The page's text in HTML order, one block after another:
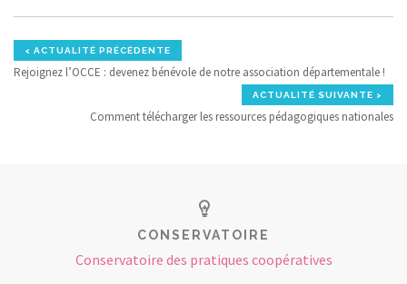
< ACTUALITÉ PRÉCÉDENTE
Rejoignez l’OCCE : devenez bénévole de notre association départementale !
ACTUALITÉ SUIVANTE >
Comment télécharger les ressources pédagogiques nationales
CONSERVATOIRE
Conservatoire des pratiques coopératives